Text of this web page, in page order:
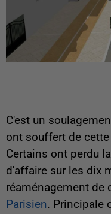
C'est un
ont souffert de
Certains ont perdu
d'affaire sur les dix
réaménagement de
Parisien. Principale